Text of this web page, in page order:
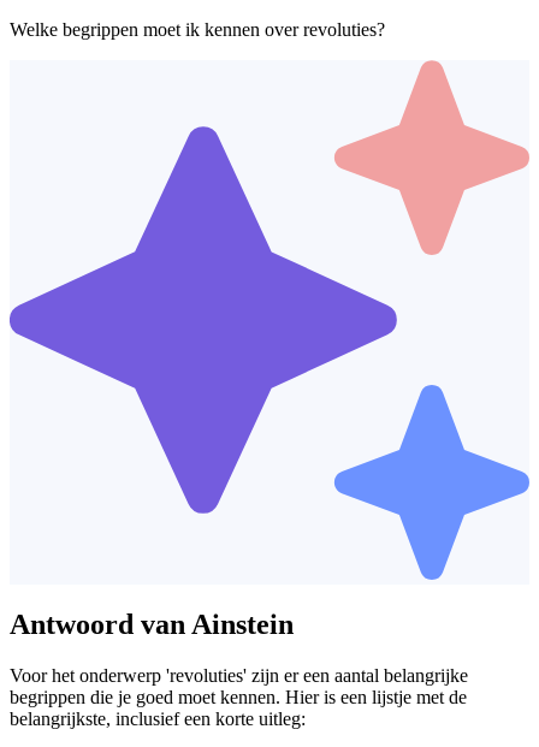
Welke begrippen moet ik kennen over revoluties?
Antwoord van Ainstein
Voor het onderwerp 'revoluties' zijn er een aantal belangrijke
begrippen die je goed moet kennen. Hier is een lijstje met de
belangrijkste, inclusief een korte uitleg: